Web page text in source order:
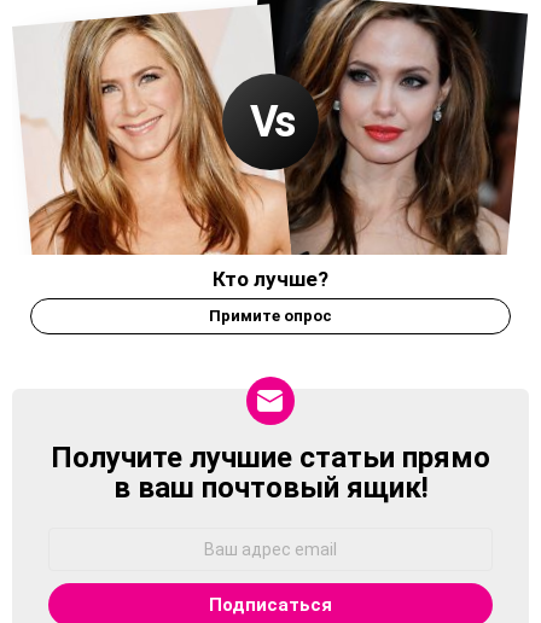
Кто лучше?
Примите опрос
NEWSLETTER
Получите лучшие статьи прямо
в ваш почтовый ящик!